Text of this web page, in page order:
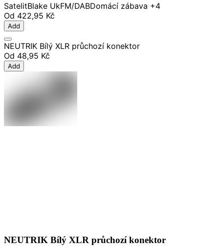
SatelitBlake UkFM/DABDomácí zábava +4
Od 422,95 Kč
Add
NEUTRIK Bílý XLR průchozí konektor
Od 48,95 Kč
Add
NEUTRIK Bílý XLR průchozí konektor